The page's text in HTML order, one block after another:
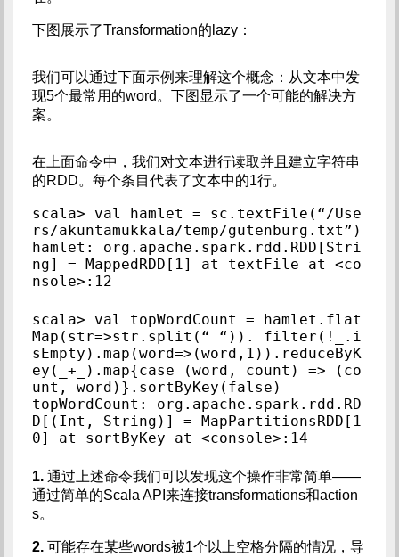
下图展示了Transformation的lazy：
我们可以通过下面示例来理解这个概念：从文本中发
现5个最常用的word。下图显示了一个可能的解决方
案。
在上面命令中，我们对文本进行读取并且建立字符串
的RDD。每个条目代表了文本中的1行。
scala> val hamlet = sc.textFile(“/Use
rs/akuntamukkala/temp/gutenburg.txt”)
hamlet: org.apache.spark.rdd.RDD[Stri
ng] = MappedRDD[1] at textFile at <co
nsole>:12
scala> val topWordCount = hamlet.flat
Map(str=>str.split(“ “)). filter(!_.i
sEmpty).map(word=>(word,1)).reduceByK
ey(_+_).map{case (word, count) => (co
unt, word)}.sortByKey(false)
topWordCount: org.apache.spark.rdd.RD
D[(Int, String)] = MapPartitionsRDD[1
0] at sortByKey at <console>:14
1. 通过上述命令我们可以发现这个操作非常简单——
通过简单的Scala API来连接transformations和action
s。
2. 可能存在某些words被1个以上空格分隔的情况，导